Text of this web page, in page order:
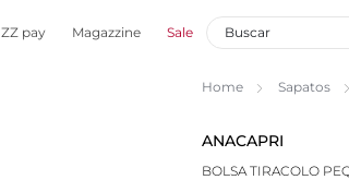
ZZ pay Magazzine Sale
Home Sapatos
ANACAPRI
BOLSA TIRACOLO